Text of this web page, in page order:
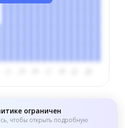
ограничен
чтобы открыть подробную